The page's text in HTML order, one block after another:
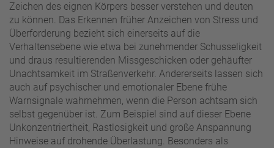
Zeichen des eignen Körpers besser verstehen und deuten
zu können. Das Erkennen früher Anzeichen von Stress und
Überforderung bezieht sich einerseits auf die
Verhaltensebene wie etwa bei zunehmender Schusseligkeit
und draus resultierenden Missgeschicken oder gehäufter
Unachtsamkeit im Straßenverkehr. Andererseits lassen sich
auch auf psychischer und emotionaler Ebene frühe
Warnsignale wahrnehmen, wenn die Person achtsam sich
selbst gegenüber ist. Zum Beispiel sind auf dieser Ebene
Unkonzentriertheit, Rastlosigkeit und große Anspannung
Hinweise auf drohende Überlastung. Besonders als